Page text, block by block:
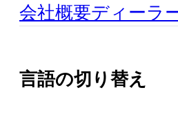
会社概要ディーラ
言語の切り替え